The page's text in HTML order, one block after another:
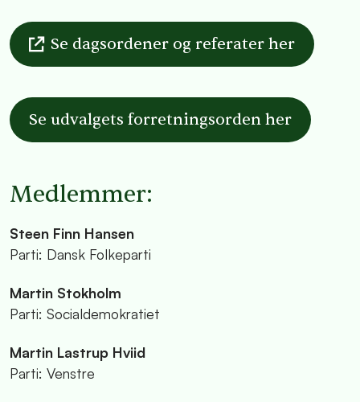
Se dagsordener og referater her
Se udvalgets forretningsorden her
Medlemmer:
Steen Finn Hansen
Parti: Dansk Folkeparti
Martin Stokholm
Parti: Socialdemokratiet
Martin Lastrup Hviid
Parti: Venstre